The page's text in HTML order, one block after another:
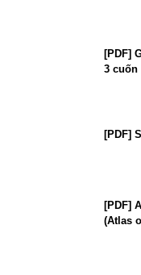
[PDF]
3 cuốn
[PDF]
[PDF]
(Atlas